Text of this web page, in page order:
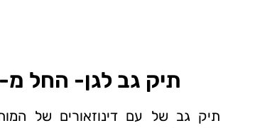
תיק גב לגן- החל מ- 69 ₪~
תיק גב של עם דינוזאורים של